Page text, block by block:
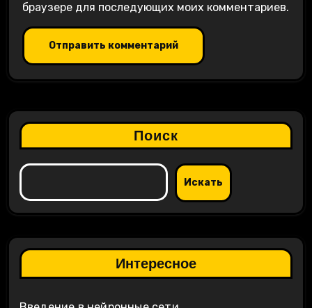
браузере для последующих моих комментариев.
Поиск
Искать
Интересное